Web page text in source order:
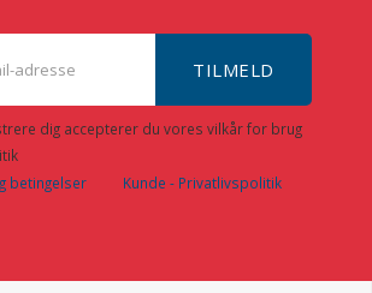
TILMELD
dig accepterer du vores vilkår for brug
betingelser
Kunde - Privatlivspolitik